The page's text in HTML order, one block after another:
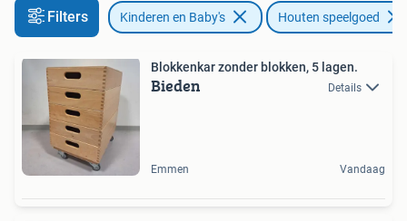
Filters Kinderen en Baby's Houten speelgoed
Blokkenkar zonder blokken, 5 lagen.
Bieden Details
Emmen Vandaag